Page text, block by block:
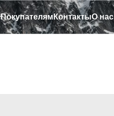
ПокупателямКонтактыО нас